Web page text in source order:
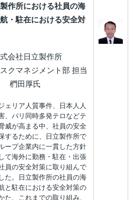
製作所における社員の海
・駐在における安全対
会社日立製作所
クマネジメント部 担当
椚田厚氏
ェリア人質事件、日本人人
、パリ同時多発テロなどテ
威が高まる中、社員の安全
するために、日立製作所で
ープ企業内に一貫した方針
て海外に勤務・駐在・出張
員の安全対策に取り組んで
た。日立製作所の社員の海
と駐在における安全対策の
た、これまでの取り組み、